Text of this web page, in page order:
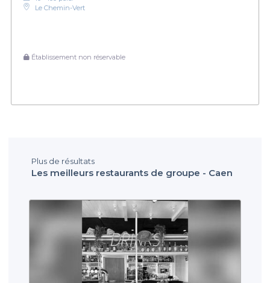
Le Chemin-Vert
Établissement non réservable
Plus de résultats
Les meilleurs restaurants de groupe - Caen